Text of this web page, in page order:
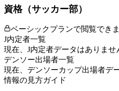
資格（サッカー部）
ベーシックプランで閲覧でき
J内定者一覧
現在、J内定者データはありませ
デンソー出場者一覧
現在、デンソーカップ出場者デ
情報の見方ガイド